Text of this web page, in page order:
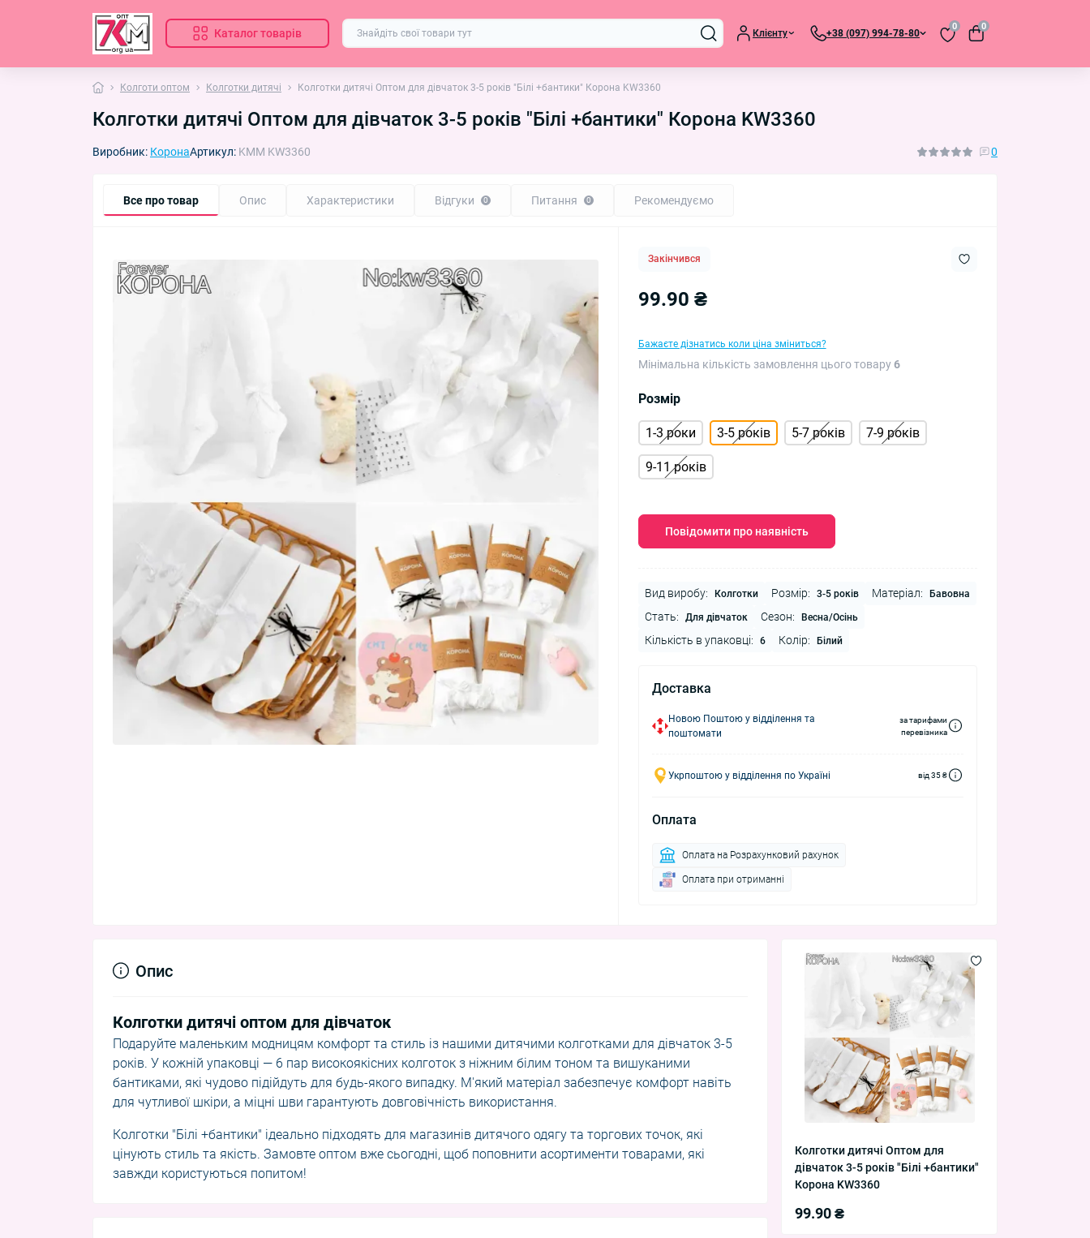
Каталог товарів Клієнту +38 (097) 994-78-80
0 0
Колготи оптом Колготки дитячі Колготки дитячі Оптом для дівчаток 3-5 років "Білі +бантики" Корона KW3360
Колготки дитячі Оптом для дівчаток 3-5 років "Білі +бантики" Корона KW3360
Виробник: КоронаАртикул: KMM KW3360 0
Все про товар Опис Характеристики Відгуки 0 Питання 0 Рекомендуємо
Закінчився
99.90 ₴
Бажаєте дізнатись коли ціна зміниться?
Мінімальна кількість замовлення цього товару6
Розмір
1-3 роки 3-5 років 5-7 років 7-9 років
9-11 років
Повідомити про наявність
Вид виробу: Колготки Розмір: 3-5 років Матеріал: Бавовна
Стать: Для дівчаток Сезон: Весна/Осінь
Кількість в упаковці: 6 Колір: Білий
Доставка
Новою Поштою у відділення та
поштомати
за тарифами
перевізника
Укрпоштою у відділення по Україні від 35 ₴
Оплата
Оплата на Розрахунковий рахунок
Оплата при отриманні
Колготки дитячі Оптом для
дівчаток 3-5 років "Білі +бантики"
Корона KW3360
99.90 ₴
Опис
Колготки дитячі оптом для дівчаток
Подаруйте маленьким модницям комфорт та стиль із нашими дитячими колготками для дівчаток 3-5
років. У кожній упаковці — 6 пар високоякісних колготок з ніжним білим тоном та вишуканими
бантиками, які чудово підійдуть для будь-якого випадку. М'який матеріал забезпечує комфорт навіть
для чутливої ​​шкіри, а міцні шви гарантують довговічність використання.
Колготки "Білі +бантики" ідеально підходять для магазинів дитячого одягу та торгових точок, які
цінують стиль та якість. Замовте оптом вже сьогодні, щоб поповнити асортименти товарами, які
завжди користуються попитом!